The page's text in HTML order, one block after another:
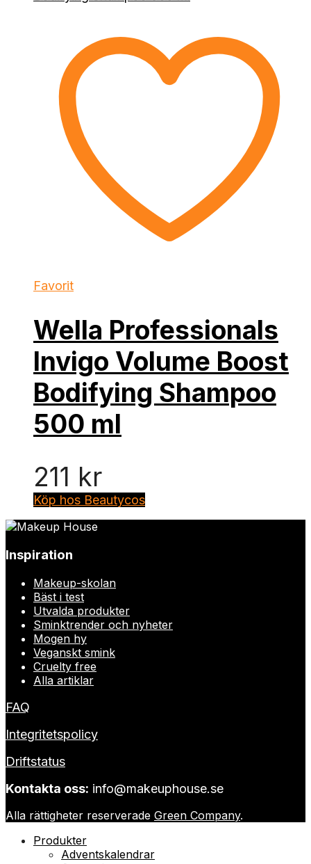
Favorit
Wella Professionals
Invigo Volume Boost
Bodifying Shampoo
500 ml
211 kr
Köp hos Beautycos
Inspiration
Makeup-skolan
Bäst i test
Utvalda produkter
Sminktrender och nyheter
Mogen hy
Veganskt smink
Cruelty free
Alla artiklar
FAQ
Integritetspolicy
Driftstatus
Kontakta oss: info@makeuphouse.se
Alla rättigheter reserverade Green Company.
Produkter
Adventskalendrar